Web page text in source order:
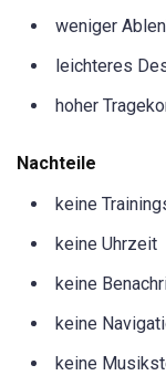
weniger
leichteres
hoher
Nachteile
keine
keine Uhrzeit
keine
keine
keine